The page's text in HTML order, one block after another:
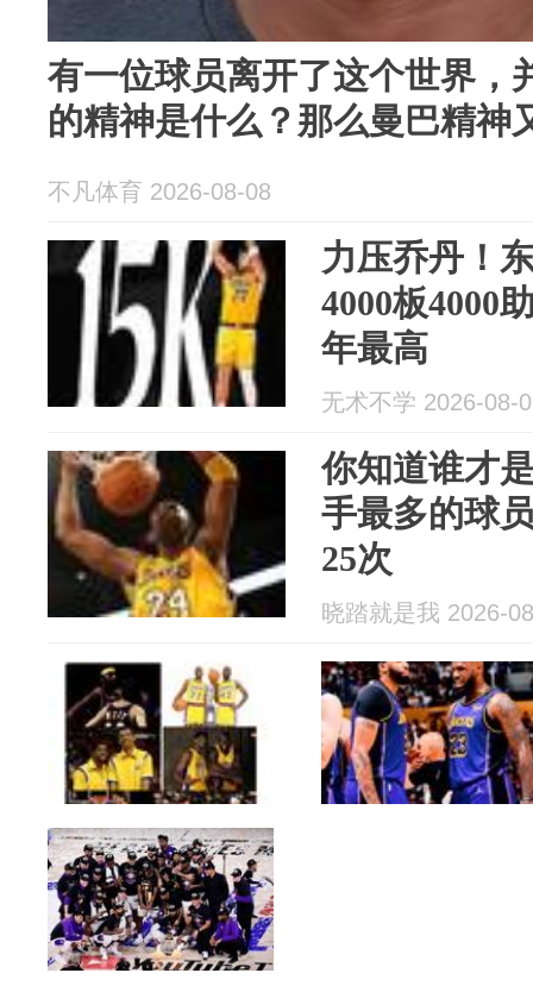
有一位球员离开了这个世界，
的精神是什么？那么曼巴精神
不凡体育 2026-08-08
力压乔丹！
4000板4000
年最高
无术不学 2026-08-
你知道谁才
手最多的球
25次
晓踏就是我 2026-